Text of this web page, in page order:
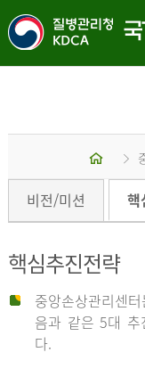
비전/미션 핵
핵심추진전략
중앙손상관리센
음과 같은 5대 추
다.